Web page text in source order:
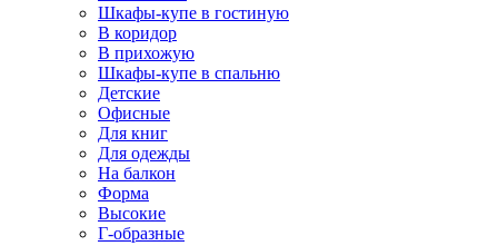
Шкафы-купе в гостиную
В коридор
В прихожую
Шкафы-купе в спальню
Детские
Офисные
Для книг
Для одежды
На балкон
Форма
Высокие
Г-образные